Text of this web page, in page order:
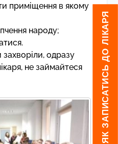
приміщення в якому
народу;
одразу
не займайтеся
ЯК ЗАПИСАТИСЬ ДО ЛІКАРЯ